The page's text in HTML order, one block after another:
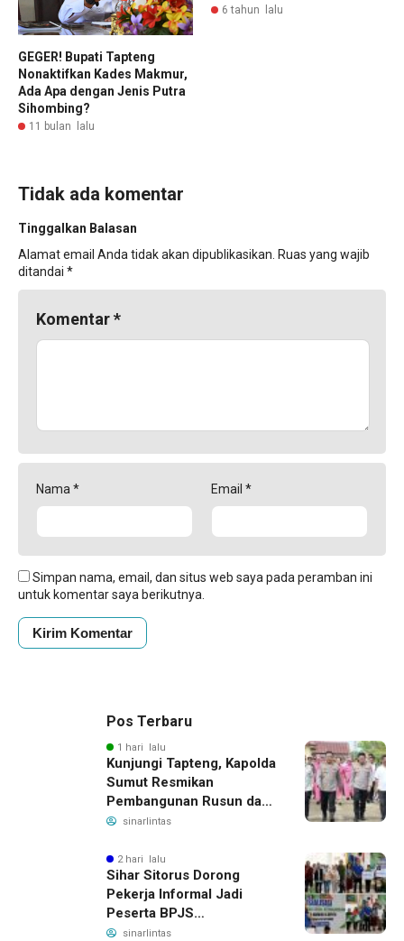
GEGER! Bupati Tapteng
Nonaktifkan Kades Makmur,
Ada Apa dengan Jenis Putra
Sihombing?
11 bulan lalu
6 tahun lalu
Tidak ada komentar
Tinggalkan Balasan
Alamat email Anda tidak akan dipublikasikan. Ruas yang wajib
ditandai *
Komentar*
Nama * Email *
Simpan nama, email, dan situs web saya pada peramban ini
untuk komentar saya berikutnya.
Pos Terbaru
1 hari lalu
Kunjungi Tapteng, Kapolda
Sumut Resmikan
Pembangunan Rusun dan
Benahi Empat Polsek
sinarlintas
2 hari lalu
Sihar Sitorus Dorong
Pekerja Informal Jadi
Peserta BPJS
Ketenagakerjaan, Manfaat
sinarlintas